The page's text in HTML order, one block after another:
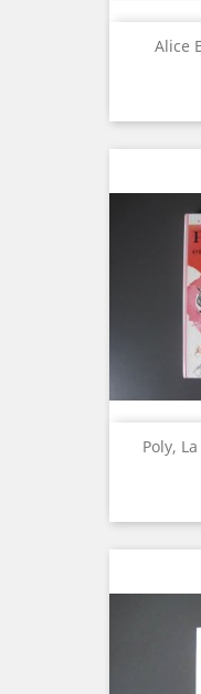
Alice
Poly,